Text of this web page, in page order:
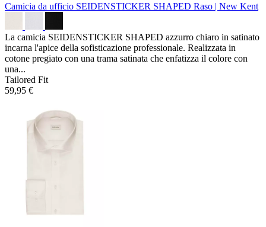
Camicia da ufficio SEIDENSTICKER SHAPED Raso | New Kent
La camicia SEIDENSTICKER SHAPED azzurro chiaro in satinato
incarna l'apice della sofisticazione professionale. Realizzata in
cotone pregiato con una trama satinata che enfatizza il colore con
una...
Tailored Fit
59,95 €